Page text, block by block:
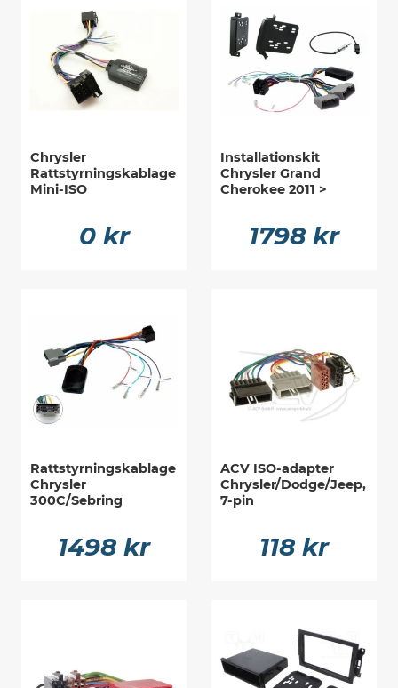
Chrysler
Rattstyrningskablage
Mini-ISO
0 kr
Installationskit
Chrysler Grand
Cherokee 2011 >
1798 kr
Rattstyrningskablage
Chrysler
300C/Sebring
1498 kr
ACV ISO-adapter
Chrysler/Dodge/Jeep,
7-pin
118 kr